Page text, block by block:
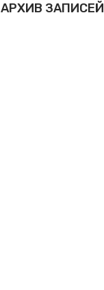
АРХИВ ЗАПИСЕЙ